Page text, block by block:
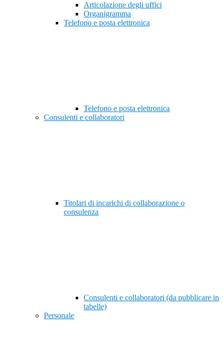
Articolazione degli uffici
Organigramma
Telefono e posta elettronica
Telefono e posta elettronica
Consulenti e collaboratori
Titolari di incarichi di collaborazione o
consulenza
Consulenti e collaboratori (da pubblicare in
tabelle)
Personale